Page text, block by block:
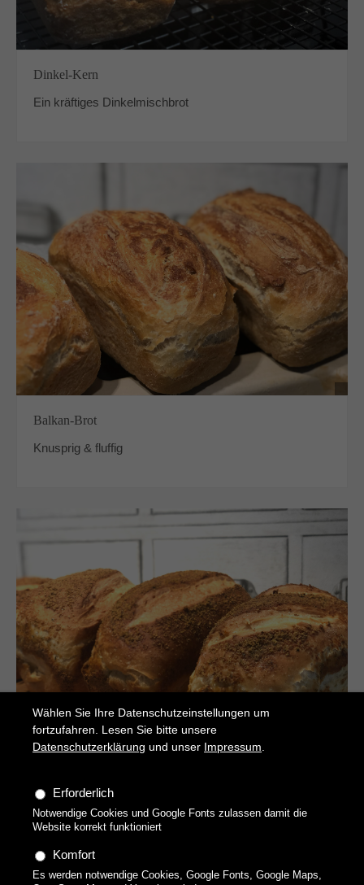
Dinkel-Kern
Ein kräftiges Dinkelmischbrot
Balkan-Brot
Knusprig & fluffig
Würzige kleine Brote
Wählen Sie Ihre Datenschutzeinstellungen um
fortzufahren. Lesen Sie bitte unsere
Datenschutzerklärung und unser Impressum.
Erforderlich
Notwendige Cookies und Google Fonts zulassen damit die
Website korrekt funktioniert
Komfort
Es werden notwendige Cookies, Google Fonts, Google Maps,